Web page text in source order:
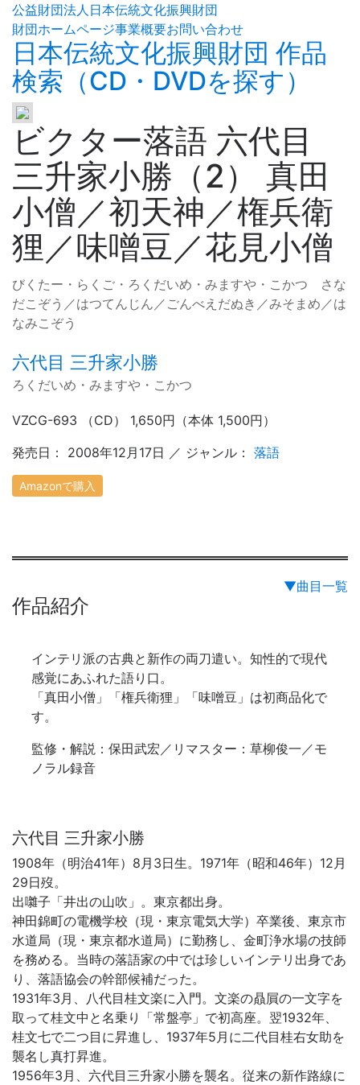
公益財団法人日本伝統文化振興財団
財団ホームページ事業概要お問い合わせ
日本伝統文化振興財団 作品
検索（CD・DVDを探す）
ビクター落語 六代目
三升家小勝（2） 真田
小僧／初天神／権兵衛
狸／味噌豆／花見小僧
びくたー・らくご・ろくだいめ・みますや・こかつ さな
だこぞう／はつてんじん／ごんべえだぬき／みそまめ／は
なみこぞう
六代目 三升家小勝
ろくだいめ・みますや・こかつ
VZCG-693 （CD） 1,650円（本体 1,500円）
発売日： 2008年12月17日 ／ ジャンル： 落語
Amazonで購入
▼曲目一覧
作品紹介
インテリ派の古典と新作の両刀遣い。知性的で現代
感覚にあふれた語り口。
「真田小僧」「権兵衛狸」「味噌豆」は初商品化で
す。
監修・解説：保田武宏／リマスター：草柳俊一／モ
ノラル録音
六代目 三升家小勝
1908年（明治41年）8月3日生。1971年（昭和46年）12月
29日歿。
出囃子「井出の山吹」。東京都出身。
神田錦町の電機学校（現・東京電気大学）卒業後、東京市
水道局（現・東京都水道局）に勤務し、金町浄水場の技師
を務める。当時の落語家の中では珍しいインテリ出身であ
り、落語協会の幹部候補だった。
1931年3月、八代目桂文楽に入門。文楽の贔屓の一文字を
取って桂文中と名乗り「常盤亭」で初高座。翌1932年、
桂文七で二つ目に昇進し、1937年5月に二代目桂右女助を
襲名し真打昇進。
1956年3月、六代目三升家小勝を襲名。従来の新作路線に